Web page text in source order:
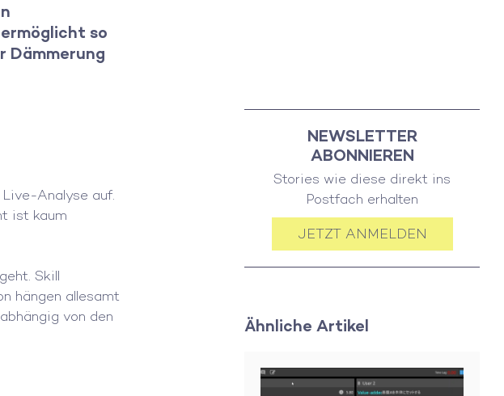
so
Dämmerung
Analyse auf.
ist kaum
Skill
hängen allesamt
von den
NEWSLETTER
ABONNIEREN
Stories wie diese direkt ins
Postfach erhalten
JETZT ANMELDEN
Ähnliche Artikel